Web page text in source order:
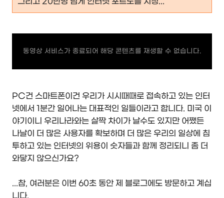
동영상 서비스가 종료되어 해당 콘텐츠를 재생할 수 없습니다.
PC건 스마트폰이건 우리가 시시때때로 접속하고 있는 인터
넷에서 1분간 일어나는 대표적인 일들이라고 합니다. 미국 이
야기이니 우리나라와는 살짝 차이가 날수도 있지만 어쨌든
나날이 더 많은 사용자를 확보하며 더 많은 우리의 일상에 침
투하고 있는 인터넷의 위용이 숫자들과 함께 정리되니 좀 더
와닿지 않으신가요?
...참, 여러분은 이번 60초 동안 제 블로그에도 방문하고 계십
니다.